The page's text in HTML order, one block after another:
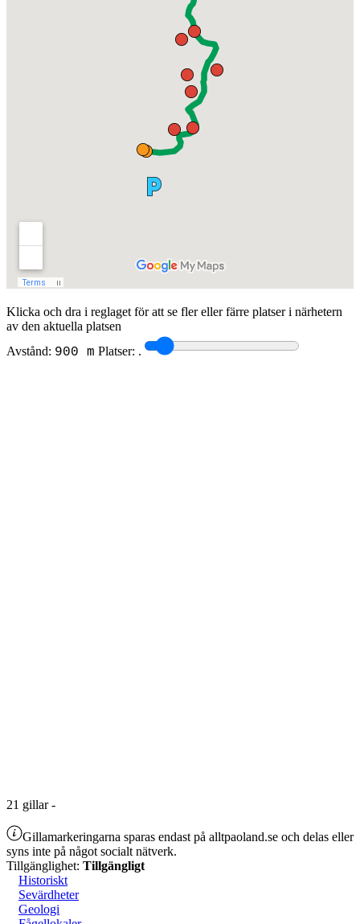
Klicka och dra i reglaget för att se fler eller färre platser i närhetern
av den aktuella platsen
Avstånd: 900 m Platser: .
21 gillar-
Gillamarkeringarna sparas endast på alltpaoland.se och delas eller
syns inte på något socialt nätverk.
Tillgänglighet: Tillgängligt
Historiskt
Sevärdheter
Geologi